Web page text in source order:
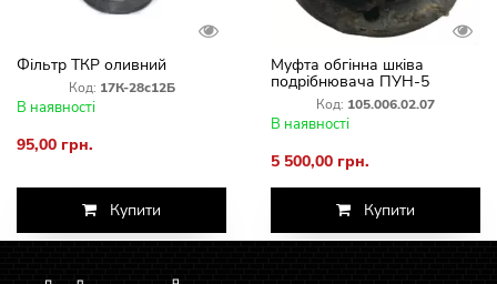
Фільтр ТКР оливний
Код: 17К-28с12Б
В наявності
95,00 грн.
Купити
Муфта обгінна шківа
подрібнювача ПУН-5
комбайна Нива СК-5
Код: 105.006.02.07
В наявності
5 500,00 грн.
Купити